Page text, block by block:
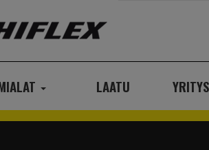
LAATU YRITYS